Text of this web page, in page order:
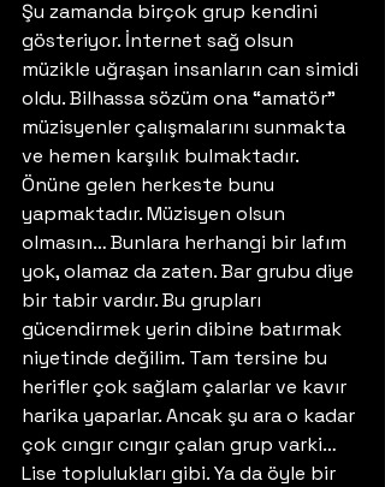
Şu zamanda birçok grup kendini
gösteriyor. İnternet sağ olsun
müzikle uğraşan insanların can simidi
oldu. Bilhassa sözüm ona “amatör”
müzisyenler çalışmalarını sunmakta
ve hemen karşılık bulmaktadır.
Önüne gelen herkeste bunu
yapmaktadır. Müzisyen olsun
olmasın… Bunlara herhangi bir lafım
yok, olamaz da zaten. Bar grubu diye
bir tabir vardır. Bu grupları
gücendirmek yerin dibine batırmak
niyetinde değilim. Tam tersine bu
herifler çok sağlam çalarlar ve kavır
harika yaparlar. Ancak şu ara o kadar
çok cıngır cıngır çalan grup varki…
Lise toplulukları gibi. Ya da öyle bir